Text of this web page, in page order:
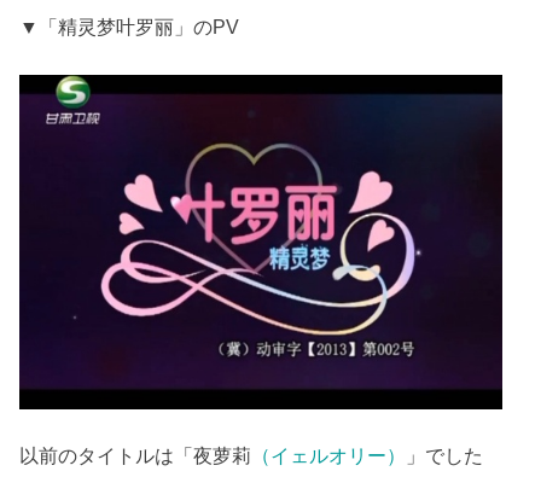
▼「精灵梦叶罗丽」のPV
以前のタイトルは「夜萝莉 （イェルオリー）
」でした